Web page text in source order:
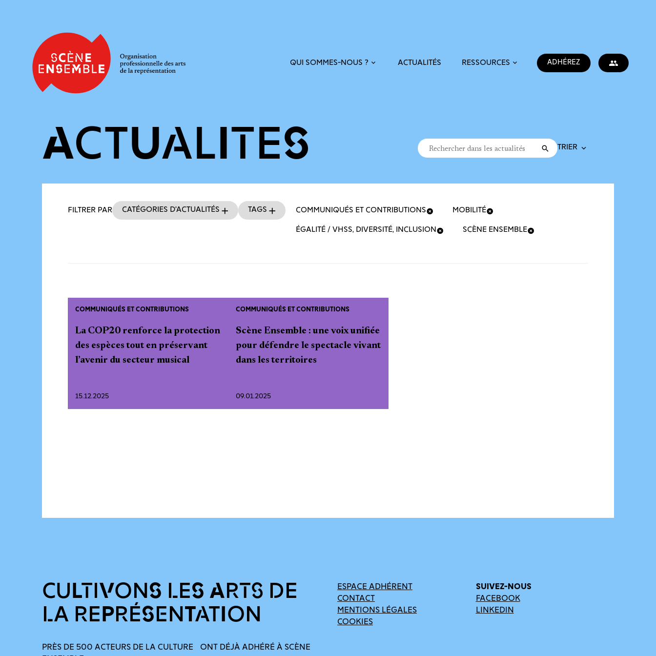
QUI SOMMES-NOUS ? ACTUALITÉS RESSOURCES ADHÉREZ
ACTUALITÉS
Filtres des actualités
Recherche
Rechercher dans les actualités Valider
Trier la recherche
FILTRER PAR Catégories d’actualités Tags COMMUNIQUÉS ET CONTRIBUTIONS MOBILITÉ
ÉGALITÉ / VHSS, DIVERSITÉ, INCLUSION SCÈNE ENSEMBLE
COMMUNIQUÉS ET CONTRIBUTIONS
La COP20 renforce la protection
des espèces tout en préservant
l’avenir du secteur musical
15.12.2025
COMMUNIQUÉS ET CONTRIBUTIONS
Scène Ensemble : une voix unifiée
pour défendre le spectacle vivant
dans les territoires
09.01.2025
CULTIVONS LES ARTS DE
LA REPRÉSENTATION
PRÈS DE 500 ACTEURS DE LA CULTURE ONT DÉJÀ ADHÉRÉ À SCÈNE
ESPACE ADHÉRENT
CONTACT
MENTIONS LÉGALES
COOKIES
SUIVEZ-NOUS
FACEBOOK
LINKEDIN